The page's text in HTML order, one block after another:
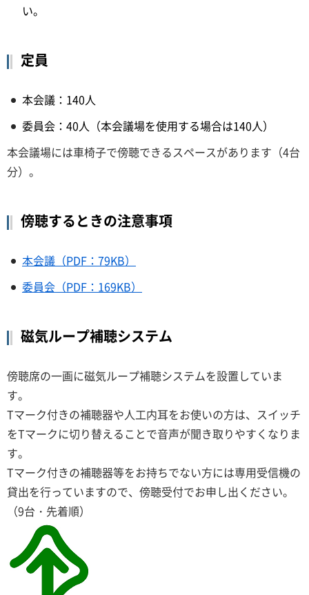
い。
定員
本会議：140人
委員会：40人（本会議場を使用する場合は140人）
本会議場には車椅子で傍聴できるスペースがあります（4台
分）。
傍聴するときの注意事項
本会議（PDF：79KB）
委員会（PDF：169KB）
磁気ループ補聴システム
傍聴席の一画に磁気ループ補聴システムを設置していま
す。
Tマーク付きの補聴器や人工内耳をお使いの方は、スイッチ
をTマークに切り替えることで音声が聞き取りやすくなりま
す。
Tマーク付きの補聴器等をお持ちでない方には専用受信機の
貸出を行っていますので、傍聴受付でお申し出ください。
（9台・先着順）